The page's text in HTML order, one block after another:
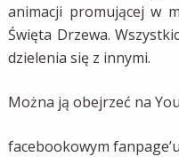
animacji promującej w
Święta Drzewa.
dzielenia się z innymi.
Można ją obejrzeć na
facebookowym